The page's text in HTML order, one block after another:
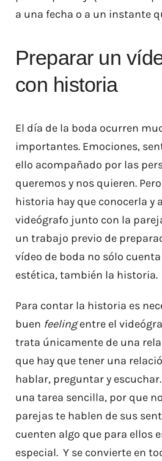
a una fecha o a un instante
Preparar un
con historia
El día de la boda ocurren
importantes. Emociones,
ello acompañado por las
queremos y nos quieren.
historia hay que conocerla y
videógrafo junto con la
un trabajo previo de
vídeo de boda no sólo
estética, también la historia.
Para contar la historia es
buen feelingentre el
trata únicamente de una
que hay que tener una
hablar, preguntar y
una tarea sencilla, por que
parejas te hablen de sus
cuenten algo que para ellos
especial. Y se convierte en